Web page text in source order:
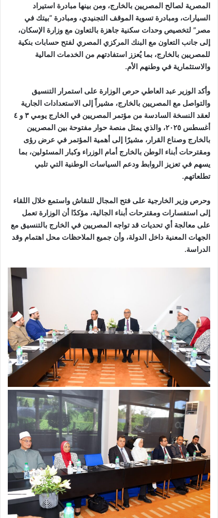
المصرية لصالح المصريين بالخارج، ومن بينها مبادرة استيراد
السيارات، ومبادرة تسوية الموقف التجنيدي، ومبادرة “بيتك في
مصر” لتخصيص وحدات سكنية جاهزة بالتعاون مع وزارة الإسكان،
إلى جانب التعاون مع البنك المركزي المصري لفتح حسابات بنكية
للمصريين بالخارج، بما يُعزز استفادتهم من الخدمات المالية
والاستثمارية في وطنهم الأم.
وأكد الوزير عبد العاطي حرص الوزارة على استمرار التنسيق
والتواصل مع المصريين بالخارج، مشيراً إلى الاستعدادات الجارية
لعقد النسخة السادسة من مؤتمر المصريين في الخارج يومي ٣ و ٤
أغسطس ٢٠٢٥، والذي يمثل منصة حوار مفتوحة بين المصريين
بالخارج وصناع القرار، مشيرًا إلى أهمية المؤتمر في عرض رؤى
ومقترحات أبناء الوطن بالخارج أمام الوزراء وكبار المسئولين، بما
يسهم في تعزيز الروابط ودعم السياسات الوطنية التي تلبي
تطلعاتهم.
وحرص وزير الخارجية على فتح المجال للنقاش واستمع خلال اللقاء
إلى استفسارات ومقترحات أبناء الجالية، مؤكدًا أن الوزارة تعمل
على معالجة أي تحديات قد تواجه المصريين في الخارج بالتنسيق مع
الجهات المعنية داخل الدولة، وأن جميع الملاحظات محل اهتمام وقد
الدراسة.